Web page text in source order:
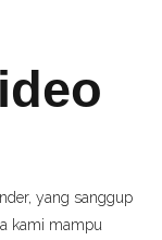
yang sanggup
kami mampu